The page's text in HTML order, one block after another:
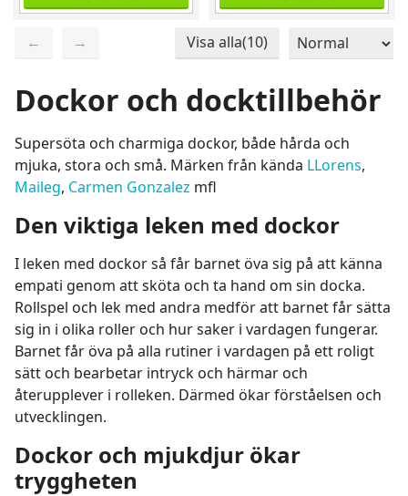
← →
Visa alla(10)
Dockor och docktillbehör
Supersöta och charmiga dockor, både hårda och
mjuka, stora och små. Märken från kända LLorens,
Maileg, Carmen Gonzalez mfl
Den viktiga leken med dockor
I leken med dockor så får barnet öva sig på att känna
empati genom att sköta och ta hand om sin docka.
Rollspel och lek med andra medför att barnet får sätta
sig in i olika roller och hur saker i vardagen fungerar.
Barnet får öva på alla rutiner i vardagen på ett roligt
sätt och bearbetar intryck och härmar och
återupplever i rolleken. Därmed ökar förståelsen och
utvecklingen.
Dockor och mjukdjur ökar
tryggheten